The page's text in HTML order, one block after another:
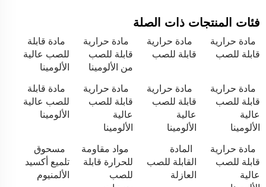
فئات المنتجات ذات الصلة
مادة حرارية
قابلة للصب
مادة حرارية
قابلة للصب
مادة حرارية
قابلة للصب
من الألومينا
مادة قابلة
للصب عالية
الألومينا
مادة حرارية
قابلة للصب
عالية
الألومينا
مادة حرارية
قابلة للصب
عالية
الألومينا
مادة حرارية
قابلة للصب
عالية
الألومينا
مادة قابلة
للصب عالية
الألومينا
مادة حرارية
قابلة للصب
عالية
المادة
القابلة للصب
العازلة
مواد مقاومة
للحرارة قابلة
للصب
مسحوق
تلميع أكسيد
الألمنيوم